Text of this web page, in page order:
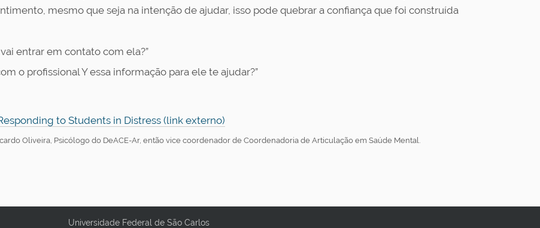
mesmo que seja na intenção de ajudar, isso pode quebrar a confiança que foi construída
entrar em contato com ela?”
o profissional Y essa informação para ele te ajudar?”
to Students in Distress (link externo)
Oliveira, Psicólogo do DeACE-Ar, então vice coordenador de Coordenadoria de Articulação em Saúde Mental.
Universidade Federal de São Carlos